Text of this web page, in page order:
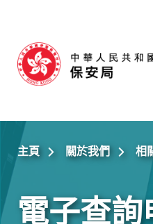
主頁 關於我們 相